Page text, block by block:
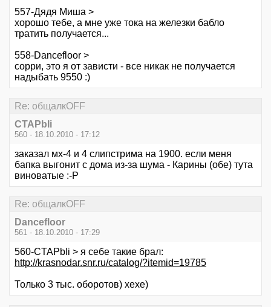
557-Дядя Миша >
хорошо тебе, а мне уже тока на железки бабло
тратить получается...
558-Dancefloor >
сорри, это я от зависти - все никак не получается
надыбать 9550 :)
Re: общалкOFF
CTAPbIi
560 - 18.10.2010 - 17:12
заказал мх-4 и 4 слипстрима на 1900. если меня
бапка выгонит с дома из-за шума - Карины (обе) тута
виноватые :-Р
Re: общалкOFF
Dancefloor
561 - 18.10.2010 - 17:29
560-CTAPbIi > я себе такие брал:
http://krasnodar.snr.ru/catalog/?itemid=19785
Только 3 тыс. оборотов) хехе)